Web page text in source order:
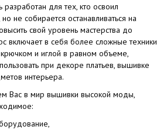
разработан для тех, кто освоил
не собирается останавливаться на
свой уровень мастерства до
включает в себя более сложные техники
и иглой в равном объеме,
при декоре платьев, вышивке
интерьера.
Вас в мир вышивки высокой моды,